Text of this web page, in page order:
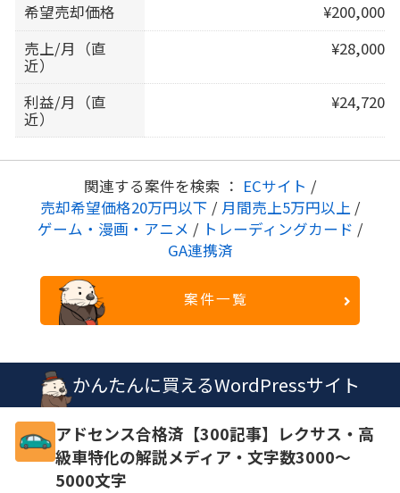
希望売却価格
¥200,000
売上/月（直
近）
¥28,000
利益/月（直
近）
¥24,720
関連する案件を検索 ： ECサイト /
売却希望価格20万円以下 / 月間売上5万円以上 /
ゲーム・漫画・アニメ / トレーディングカード /
GA連携済
案件一覧
かんたんに買えるWordPressサイト
アドセンス合格済【300記事】レクサス・高
級車特化の解説メディア・文字数3000～
5000文字